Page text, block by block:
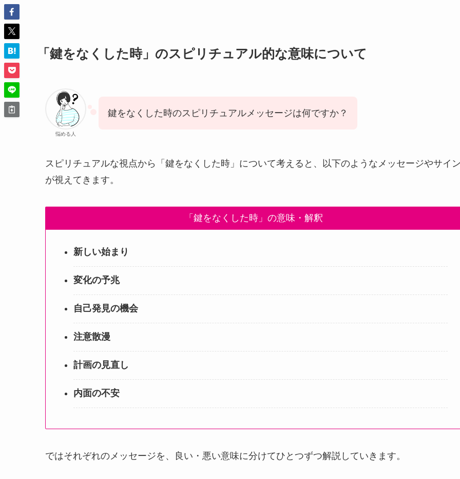
「鍵をなくした時」のスピリチュアル的な意味について
悩める人
鍵をなくした時のスピリチュアルメッセージは何ですか？
スピリチュアルな視点から「鍵をなくした時」について考えると、以下のようなメッセージやサイ
が視えてきます。
「鍵をなくした時」の意味・解釈
新しい始まり
変化の予兆
自己発見の機会
注意散漫
計画の見直し
内面の不安
ではそれぞれのメッセージを、良い・悪い意味に分けてひとつずつ解説していきます。